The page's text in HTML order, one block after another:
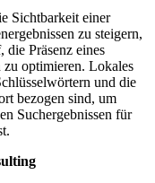
Sichtbarkeit einer
zu steigern,
die Präsenz eines
zu optimieren. Lokales
und die
bezogen sind, um
Suchergebnissen für